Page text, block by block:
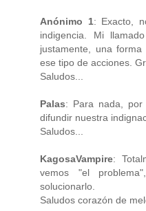
Anónimo 1: Exacto,
indigencia. Mi
justamente, una
ese tipo de acciones.
Saludos...
Palas: Para nada, por
difundir nuestra
Saludos...
KagosaVampire:
vemos "el
solucionarlo.
Saludos corazón de